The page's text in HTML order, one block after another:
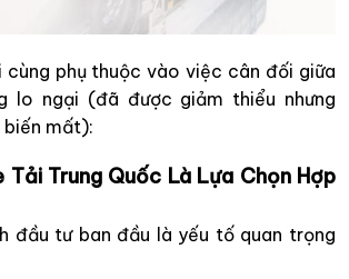
cùng phụ thuộc vào việc cân đối giữa
lo ngại (đã được giảm thiểu nhưng
mất):
Tải Trung Quốc Là Lựa Chọn Hợp
đầu tư ban đầu là yếu tố quan trọng